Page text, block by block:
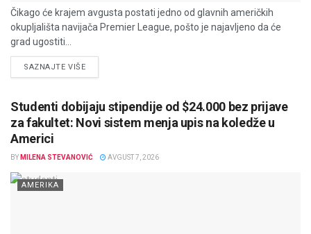
Čikago će krajem avgusta postati jedno od glavnih američkih
okupljališta navijača Premier League, pošto je najavljeno da će
grad ugostiti...
SAZNAJTE VIŠEDETAILS
Studenti dobijaju stipendije od $24.000 bez prijave
za fakultet: Novi sistem menja upis na koledže u
Americi
BY MILENA STEVANOVIĆ AVGUST 7, 2026
AMERIKA